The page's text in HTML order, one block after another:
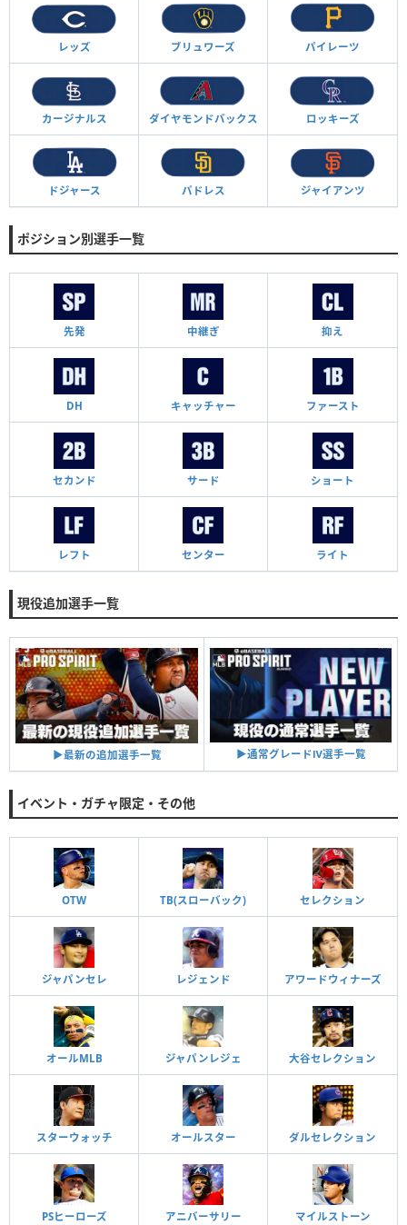
レッズ ブリュワーズ パイレーツ
カージナルス ダイヤモンドバックス ロッキーズ
ドジャース パドレス ジャイアンツ
ポジション別選手一覧
先発 中継ぎ 抑え
DH キャッチャー ファースト
セカンド サード ショート
レフト センター ライト
現役追加選手一覧
▶︎最新の追加選手一覧 ▶︎通常グレードⅣ選手一覧
イベント・ガチャ限定・その他
OTW TB(スローバック) セレクション
ジャパンセレ レジェンド アワードウィナーズ
オールMLB ジャパンレジェ 大谷セレクション
スターウォッチ オールスター ダルセレクション
PSヒーローズ アニバーサリー マイルストーン